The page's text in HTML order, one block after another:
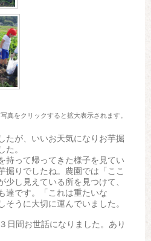
真をクリックすると拡大表示されます。
たが、いいお天気になりお芋掘
た。
持って帰ってきた様子を見てい
掘りでしたね。農園では「ここ
少し見えている所を見つけて、
達です。「これは重たいな
そうに大切に運んでいました。
日間お世話になりました。あり